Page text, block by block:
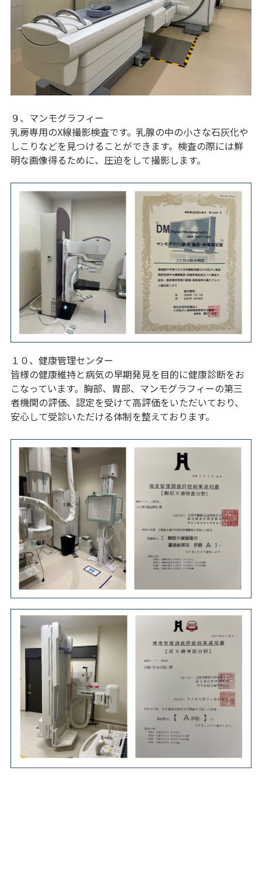
９、マンモグラフィー
乳房専用のX線撮影検査です。乳腺の中の小さな石灰化や
しこりなどを見つけることができます。検査の際には鮮
明な画像得るために、圧迫をして撮影します。
１０、健康管理センター
皆様の健康維持と病気の早期発見を目的に健康診断をお
こなっています。胸部、胃部、マンモグラフィーの第三
者機関の評価、認定を受けて高評価をいただいており、
安心して受診いただける体制を整えております。